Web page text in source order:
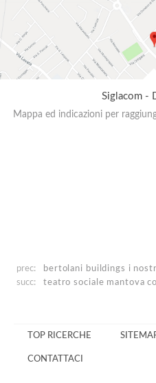
Siglacom -
Mappa ed indicazioni per
prec: bertolani buildings i
succ:
teatro sociale mantova
TOP RICERCHE
CONTATTACI